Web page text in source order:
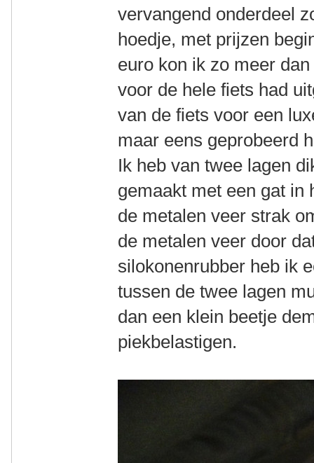
vervangend onderdeel
hoedje, met prijzen
euro kon ik zo meer
voor de hele fiets had
van de fiets voor een
maar eens geprobeerd
Ik heb van twee lagen
gemaakt met een gat in
de metalen veer strak
de metalen veer door
silokonenrubber heb ik
tussen de twee lagen
dan een klein beetje
piekbelastigen.